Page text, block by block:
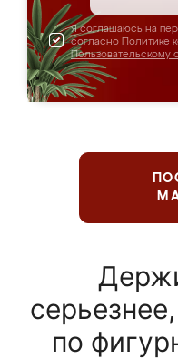
Я соглашаюсь на
согласно Политике
Пользовательскому
по